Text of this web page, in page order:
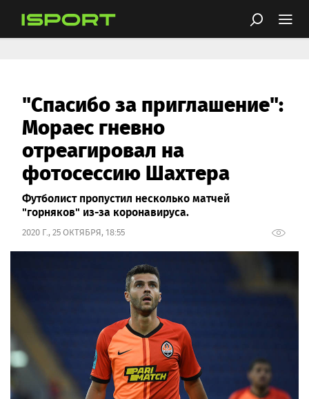
"Спасибо за приглашение":
Мораес гневно
отреагировал на
фотосессию Шахтера
Футболист пропустил несколько матчей
"горняков" из-за коронавируса.
2020 Г., 25 ОКТЯБРЯ, 18:55